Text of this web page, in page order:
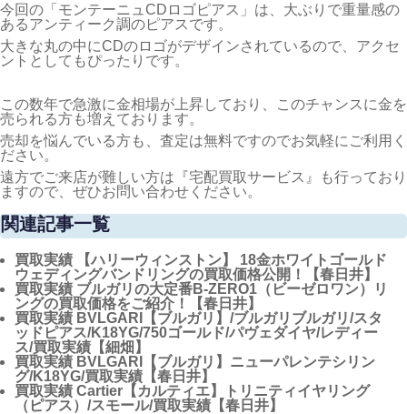
今回の「モンテーニュCDロゴピアス」は、大ぶりで重量感の
あるアンティーク調のピアスです。
大きな丸の中にCDのロゴがデザインされているので、アクセ
ントとしてもぴったりです。
この数年で急激に金相場が上昇しており、このチャンスに金を
売られる方も増えております。
売却を悩んでいる方も、査定は無料ですのでお気軽にご利用く
ださい。
遠方でご来店が難しい方は『宅配買取サービス』も行っており
ますので、ぜひお問い合わせください。
関連記事一覧
買取実績 【ハリーウィンストン】 18金ホワイトゴールド
ウェディングバンドリングの買取価格公開！【春日井】
買取実績 ブルガリの大定番B-ZERO1（ビーゼロワン）リ
ングの買取価格をご紹介！【春日井】
買取実績 BVLGARI【ブルガリ】/ブルガリブルガリ/スタ
ッドピアス/K18YG/750ゴールド/パヴェダイヤ/レディー
ス/買取実績【細畑】
買取実績 BVLGARI【ブルガリ】ニューパレンテシリン
グ/K18YG/買取実績【春日井】
買取実績 Cartier【カルティエ】トリニティイヤリング
（ピアス）/スモール/買取実績【春日井】